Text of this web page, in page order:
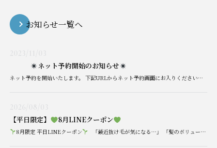
お知らせ一覧へ
ネット予約開始のお知らせ
ネット予約を開始いたします。 下記URLからネット予約画面にお入りください。電話、窓口での予約も承ります。 予約なしでも受診できますが、予約された患者様優先とさせて頂きますので多少の待ち時間を頂くことがあります。 ご不便 […]
【平日限定】
8月LINEクーポン
8月限定 平日LINEクーポン 「最近抜け毛が気になる…」 「髪のボリュームが減ってきたかも…」 「髪が細くなってきた気がする…」 そんな方におすすめの育毛治療を、8月平日限定 […]